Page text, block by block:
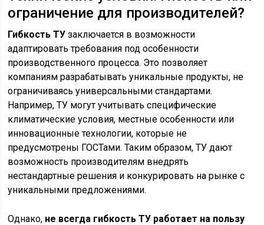
ограничение для производителей?
Гибкость ТУ заключается в возможности
адаптировать требования под особенности
производственного процесса. Это позволяет
компаниям разрабатывать уникальные продукты, не
ограничиваясь универсальными стандартами.
Например, ТУ могут учитывать специфические
климатические условия, местные особенности или
инновационные технологии, которые не
предусмотрены ГОСТами. Таким образом, ТУ дают
возможность производителям внедрять
нестандартные решения и конкурировать на рынке с
уникальными предложениями.
Однако, не всегда гибкость ТУ работает на пользу